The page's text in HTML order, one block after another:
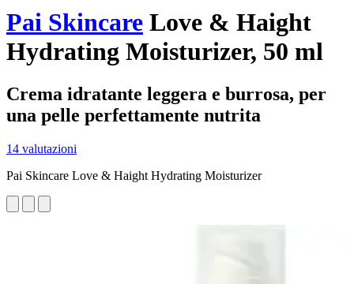
Pai Skincare Love & Haight
Hydrating Moisturizer, 50 ml
Crema idratante leggera e burrosa, per
una pelle perfettamente nutrita
14 valutazioni
Pai Skincare Love & Haight Hydrating Moisturizer